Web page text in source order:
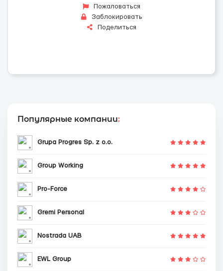
Пожаловаться
Заблокировать
Поделиться
Популярные компании:
Grupa Progres Sp. z o.o.
Group Working
Pro-Force
Gremi Personal
Nostrada UAB
EWL Group